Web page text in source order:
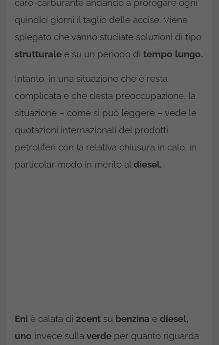
caro-carburante andando a prorogare ogni
quindici giorni il taglio delle accise. Viene
spiegato che vanno studiate soluzioni di tipo
strutturale e su un periodo di tempo lungo.
Intanto, in una situazione che è resta
complicata e che desta preoccupazione, la
situazione – come si può leggere – vede le
quotazioni internazionali dei prodotti
petroliferi con la relativa chiusura in calo, in
particolar modo in merito al diesel.
Eni è calata di 2cent su benzina e diesel,
uno invece sulla verde per quanto riguarda